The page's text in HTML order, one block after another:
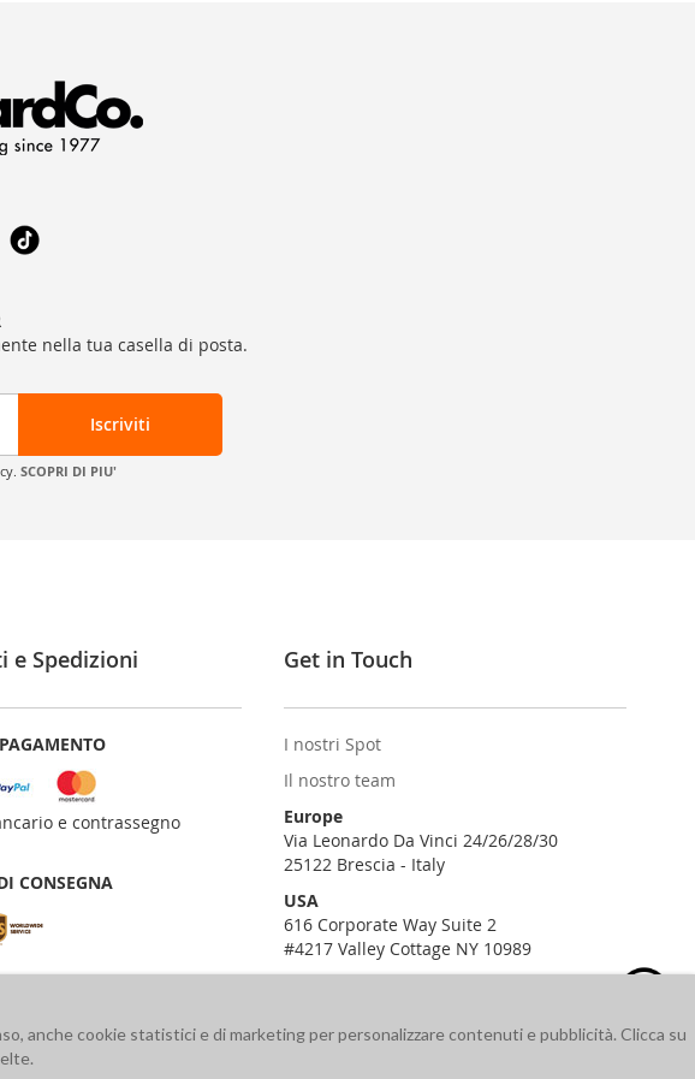
nella tua casella di posta.
Iscriviti
SCOPRI DI PIU'
e Spedizioni
e contrassegno
CONSEGNA
Get in Touch
I nostri Spot
Il nostro team
Europe
Via Leonardo Da Vinci 24/26/28/30
25122 Brescia - Italy
USA
616 Corporate Way Suite 2
#4217 Valley Cottage NY 10989
anche cookie statistici e di marketing per personalizzare contenuti e pubblicità. Clicca su